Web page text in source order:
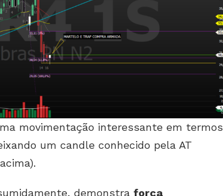
movimentação interessante em termos
um candle conhecido pela AT
demonstra força